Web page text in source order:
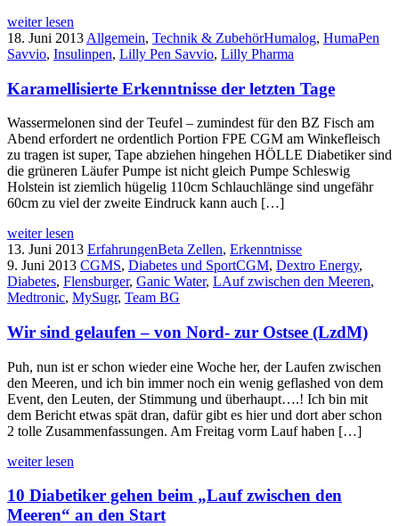
weiter lesen
18. Juni 2013 Allgemein, Technik & ZubehörHumalog, HumaPen
Savvio, Insulinpen, Lilly Pen Savvio, Lilly Pharma
Karamellisierte Erkenntnisse der letzten Tage
Wassermelonen sind der Teufel – zumindest für den BZ Fisch am
Abend erfordert ne ordentlich Portion FPE CGM am Winkefleisch
zu tragen ist super, Tape abziehen hingehen HÖLLE Diabetiker sind
die grüneren Läufer Pumpe ist nicht gleich Pumpe Schleswig
Holstein ist ziemlich hügelig 110cm Schlauchlänge sind ungefähr
60cm zu viel der zweite Eindruck kann auch […]
weiter lesen
13. Juni 2013 ErfahrungenBeta Zellen, Erkenntnisse
9. Juni 2013 CGMS, Diabetes und SportCGM, Dextro Energy,
Diabetes, Flensburger, Ganic Water, LAuf zwischen den Meeren,
Medtronic, MySugr, Team BG
Wir sind gelaufen – von Nord- zur Ostsee (LzdM)
Puh, nun ist er schon wieder eine Woche her, der Laufen zwischen
den Meeren, und ich bin immer noch ein wenig geflashed von dem
Event, den Leuten, der Stimmung und überhaupt….! Ich bin mit
dem Bericht etwas spät dran, dafür gibt es hier und dort aber schon
2 tolle Zusammenfassungen. Am Freitag vorm Lauf haben […]
weiter lesen
10 Diabetiker gehen beim „Lauf zwischen den
Meeren“ an den Start